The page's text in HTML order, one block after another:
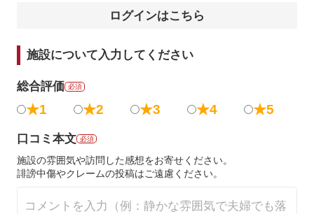
ログインはこちら
施設について入力してください
総合評価 必須
★1 ★2 ★3 ★4 ★5
口コミ本文 必須
施設の雰囲気や訪問した感想をお寄せください。
誹謗中傷やクレームの投稿はご遠慮ください。